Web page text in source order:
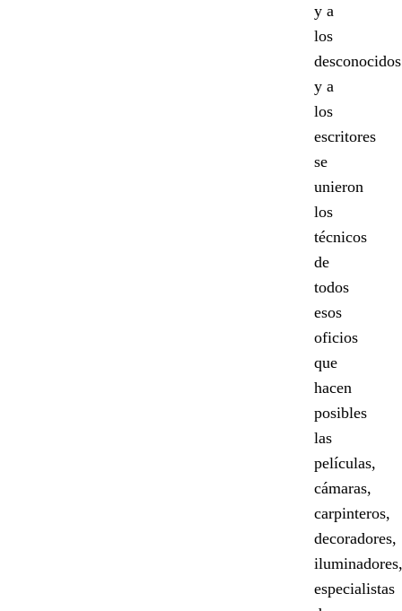
y a
los
desconocidos
y a
los
escritores
se
unieron
los
técnicos
de
todos
esos
oficios
que
hacen
posibles
las
películas,
cámaras,
carpinteros,
decoradores,
iluminadores,
especialistas